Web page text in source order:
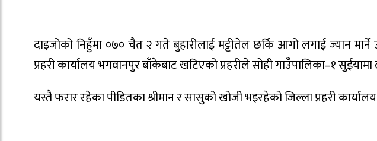
दाइजोको निहुँमा ०७० चैत २ गते बुहारीलाई मट्टीतेल छर्कि आगो लगाई ज्यान
प्रहरी कार्यालय भगवानपुर बाँकेबाट खटिएको प्रहरीले सोही गाउँपालिका–१
यस्तै फरार रहेका पीडितका श्रीमान र सासुको खोजी भइरहेको जिल्ला प्रहरी